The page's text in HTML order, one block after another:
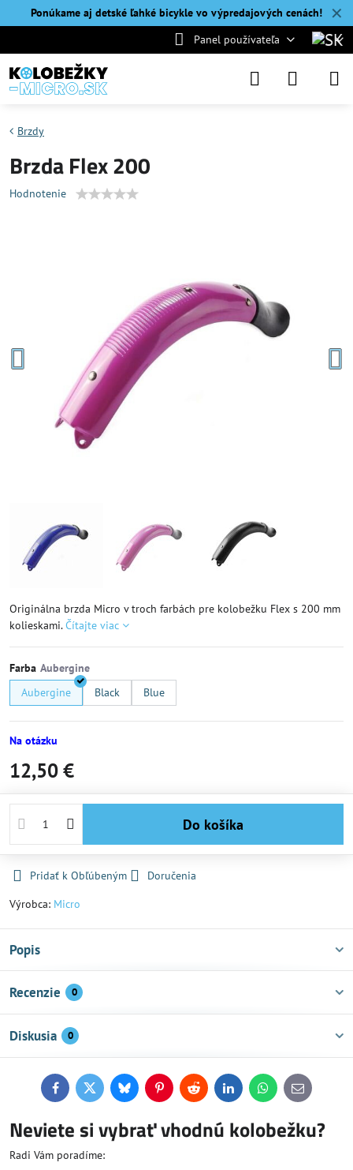
✕
Ponúkame aj detské ľahké bicykle vo výpredajových cenách!
Panel používateľa
Brzdy
Brzda Flex 200
Hodnotenie
Originálna brzda Micro v troch farbách pre kolobežku Flex s 200 mm
kolieskami.Čítajte viac
Farba
Aubergine
Black Blue
Na otázku
12,50 €
Do košíka
Pridať k Obľúbeným
Doručenia
Výrobca: Micro
Popis
Recenzie 0
Diskusia 0
FacebookTwitterBlueskyPinterestReddit LinkedInWhatsApp
E-
mail
Neviete si vybrať vhodnú kolobežku?
Radi Vám poradíme: